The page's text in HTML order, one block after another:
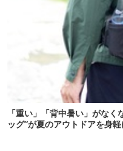
「重い」「背中暑い」がな
ッグ”が夏のアウトドアを身